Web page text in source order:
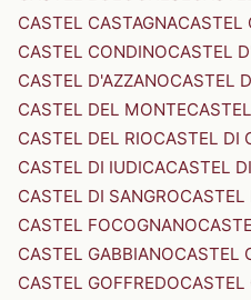
CASTEL CASTAGNACASTEL
CASTEL CONDINOCASTEL
CASTEL D'AZZANOCASTEL
CASTEL DEL MONTE
CASTEL DEL RIOCASTEL DI
CASTEL DI IUDICACASTEL
CASTEL DI SANGROCASTEL
CASTEL FOCOGNANO
CASTEL GABBIANOCASTEL
CASTEL GOFFREDOCASTEL